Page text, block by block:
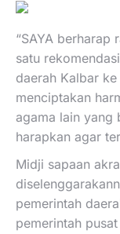
“SAYA berharap
satu
daerah Kalbar
menciptakan
agama lain yang
harapkan agar
Midji sapaan
pemerintah
pemerintah